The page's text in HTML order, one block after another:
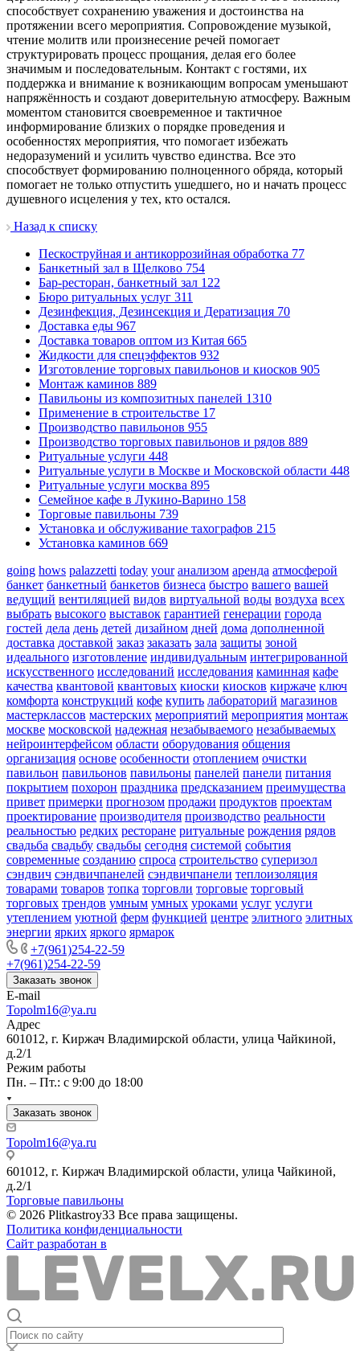
способствует сохранению уважения и достоинства на
протяжении всего мероприятия. Сопровождение музыкой,
чтение молитв или произнесение речей помогает
структурировать процесс прощания, делая его более
значимым и последовательным. Контакт с гостями, их
поддержка и внимание к возникающим вопросам уменьшают
напряжённость и создают доверительную атмосферу. Важным
моментом становится своевременное и тактичное
информирование близких о порядке проведения и
особенностях мероприятия, что помогает избежать
недоразумений и усилить чувство единства. Все это
способствует формированию полноценного обряда, который
помогает не только отпустить ушедшего, но и начать процесс
душевного исцеления у тех, кто остался.
Назад к списку
Пескоструйная и антикоррозийная обработка 77
Банкетный зал в Щелково 754
Бар-ресторан, банкетный зал 122
Бюро ритуальных услуг 311
Дезинфекция, Дезинсекция и Дератизация 70
Доставка еды 967
Доставка товаров оптом из Китая 665
Жидкости для спецэффектов 932
Изготовление торговых павильонов и киосков 905
Монтаж каминов 889
Павильоны из композитных панелей 1310
Применение в строительстве 17
Производство павильонов 955
Производство торговых павильонов и рядов 889
Ритуальные услуги 448
Ритуальные услуги в Москве и Московской области 448
Ритуальные услуги москва 895
Семейное кафе в Лукино-Варино 158
Торговые павильоны 739
Установка и обслуживание тахографов 215
Установка каминов 669
going hows palazzetti today your анализом аренда атмосферой
банкет банкетный банкетов бизнеса быстро вашего вашей
ведущий вентиляцией видов виртуальной воды воздуха всех
выбрать высокого выставок гарантией генерации города
гостей дела день детей дизайном дней дома дополненной
доставка доставкой заказ заказать зала защиты зоной
идеального изготовление индивидуальным интегрированной
искусственного исследований исследования каминная кафе
качества квантовой квантовых киоски киосков киржаче ключ
комфорта конструкций кофе купить лабораторий магазинов
мастерклассов мастерских мероприятий мероприятия монтаж
москве московской надежная незабываемого незабываемых
нейроинтерфейсом области оборудования общения
организация основе особенности отоплением очистки
павильон павильонов павильоны панелей панели питания
покрытием похорон праздника предсказанием преимущества
привет примерки прогнозом продажи продуктов проектам
проектирование производителя производство реальности
реальностью редких ресторане ритуальные рождения рядов
свадьба свадьбу свадьбы сегодня системой события
современные созданию спроса строительство суперизол
сэндвич сэндвичпанелей сэндвичпанели теплоизоляция
товарами товаров топка торговли торговые торговый
торговых трендов умным умных уроками услуг услуги
утеплением уютной ферм функцией центре элитного элитных
энергии ярких яркого ярмарок
+7(961)254-22-59
+7(961)254-22-59
Заказать звонок
E-mail
Topolm16@ya.ru
Адрес
601012, г. Киржач Владимирской области, улица Чайкиной,
д.2/1
Режим работы
Пн. – Пт.: с 9:00 до 18:00
Заказать звонок
Topolm16@ya.ru
601012, г. Киржач Владимирской области, улица Чайкиной,
д.2/1
Торговые павильоны
© 2026 Plitkastroy33 Все права защищены.
Политика конфиденциальности
Сайт разработан в